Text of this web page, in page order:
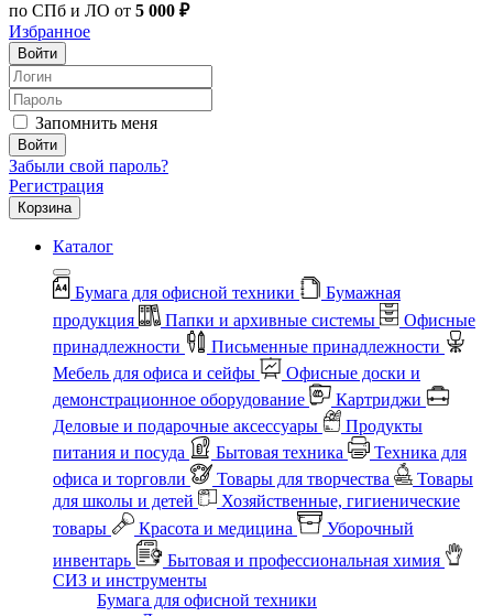
по СПб и ЛО от 5 000 ₽
Избранное
Войти
Запомнить меня
Войти
Забыли свой пароль?
Регистрация
Корзина
Каталог
Бумага для офисной техники
Бумажная
продукция
Папки и архивные системы
Офисные
принадлежности
Письменные принадлежности
Мебель для офиса и сейфы
Офисные доски и
демонстрационное оборудование
Картриджи
Деловые и подарочные аксессуары
Продукты
питания и посуда
Бытовая техника
Техника для
офиса и торговли
Товары для творчества
Товары
для школы и детей
Хозяйственные, гигиенические
товары
Красота и медицина
Уборочный
инвентарь
Бытовая и профессиональная химия
СИЗ и инструменты
Бумага для офисной техники